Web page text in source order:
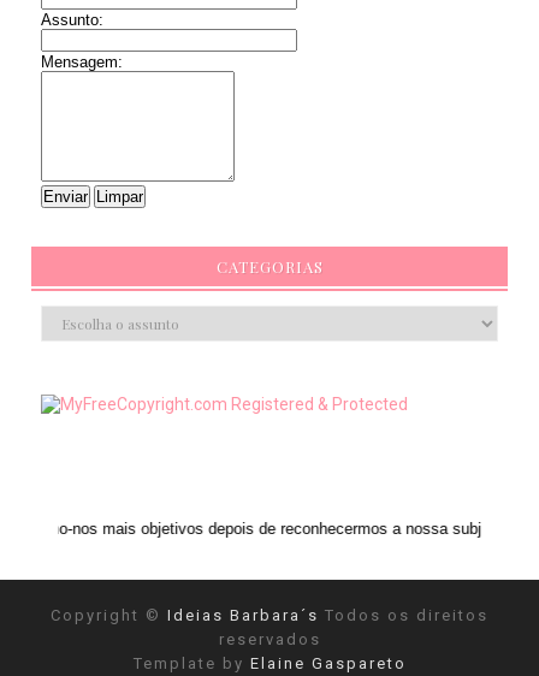
Assunto:
Mensagem:
CATEGORIAS
objetivos depois de reconhecermos a nossa subjetividade." ANAIS NIN
Copyright © Ideias Barbara´s Todos os direitos
reservados
Template by Elaine Gaspareto